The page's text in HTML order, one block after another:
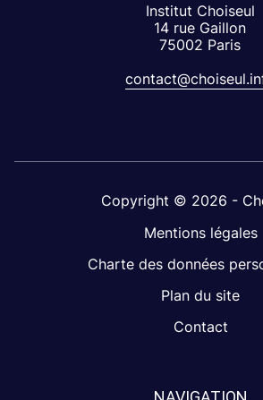
Institut Choiseul
14 rue Gaillon
75002 Paris
Copyright © 2026 -
Mentions légales
Charte des données
Plan du site
Contact